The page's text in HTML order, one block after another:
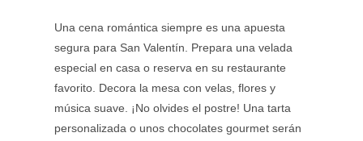
Una cena romántica siempre es una apuesta
segura para San Valentín. Prepara una velada
especial en casa o reserva en su restaurante
favorito. Decora la mesa con velas, flores y
música suave. ¡No olvides el postre! Una tarta
personalizada o unos chocolates gourmet serán